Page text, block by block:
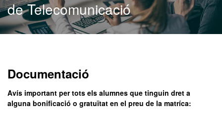
de Telecomunicació
Documentació
Avís important per tots els alumnes que tinguin dret a
alguna bonificació o gratuïtat en el preu de la matríca: